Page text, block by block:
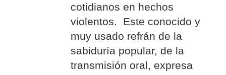
cotidianos en hechos
violentos. Este conocido y
muy usado refrán de la
sabiduría popular, de la
transmisión oral, expresa